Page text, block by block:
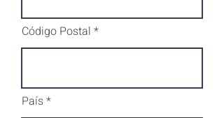
Código Postal
País